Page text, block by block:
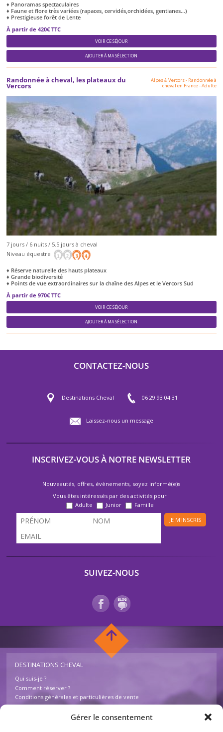
Gérer le consentement
♦ Panoramas spectaculaires
♦ Faune et flore très variées (rapaces, cervidés,orchidées, gentianes…)
♦ Prestigieuse forêt de Lente
À partir de 420€ TTC
VOIR CE SÉJOUR
AJOUTER À MA SÉLECTION
Randonnée à cheval, les plateaux du
Vercors
Alpes & Vercors- Randonnée à
cheval en France-Adulte
7 jours / 6 nuits / 5.5 jours à cheval
Niveau équestre
♦ Réserve naturelle des hauts plateaux
♦ Grande biodiversité
♦ Points de vue extraordinaires sur la chaîne des Alpes et le Vercors Sud
À partir de 970€ TTC
VOIR CE SÉJOUR
AJOUTER À MA SÉLECTION
CONTACTEZ-NOUS
Destinations Cheval 06 29 93 04 31
Laissez-nous un message
INSCRIVEZ-VOUS À NOTRE NEWSLETTER
Nouveautés, offres, évènements, soyez informé(e)s
Vous êtes intéressés par des activités pour :
Adulte
Junior
Famille
JE M'INSCRIS
SUIVEZ-NOUS
DESTINATIONS CHEVAL
Qui suis-je ?
Comment réserver ?
Conditions générales et particulières de vente
Foire aux questions – Destinations Cheval